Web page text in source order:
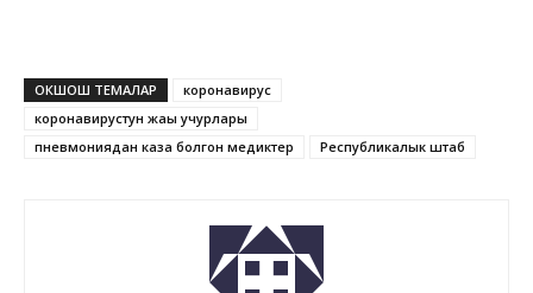
ОКШОШ ТЕМАЛАР
коронавирус
коронавирустун жаңы учурлары
пневмониядан каза болгон медиктер
Республикалык штаб